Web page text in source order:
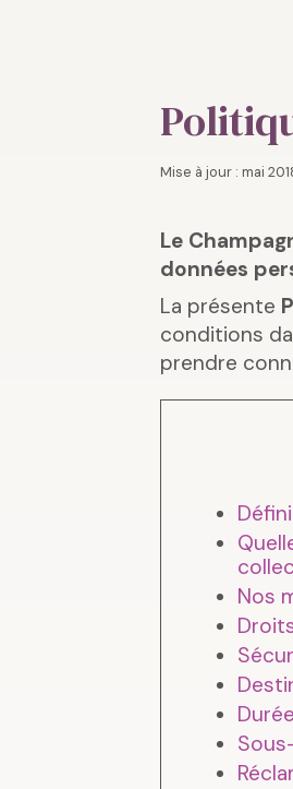
Mise à jour : mai
Le
données
La présente
conditions
prendre
Nos